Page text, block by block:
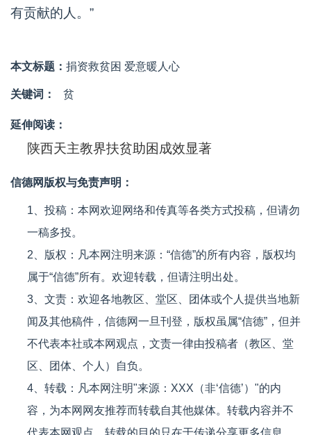
有贡献的人。”
本文标题： 捐资救贫困 爱意暖人心
关键词： 贫
延伸阅读：
陕西天主教界扶贫助困成效显著
信德网版权与免责声明：
1、投稿：本网欢迎网络和传真等各类方式投稿，但请勿
一稿多投。
2、版权：凡本网注明来源：“信德”的所有内容，版权均
属于“信德”所有。欢迎转载，但请注明出处。
3、文责：欢迎各地教区、堂区、团体或个人提供当地新
闻及其他稿件，信德网一旦刊登，版权虽属“信德”，但并
不代表本社或本网观点，文责一律由投稿者（教区、堂
区、团体、个人）自负。
4、转载：凡本网注明"来源：XXX（非‘信德’）"的内
容，为本网网友推荐而转载自其他媒体。转载内容并不
代表本网观点，转载的目的只在于传递分享更多信息。